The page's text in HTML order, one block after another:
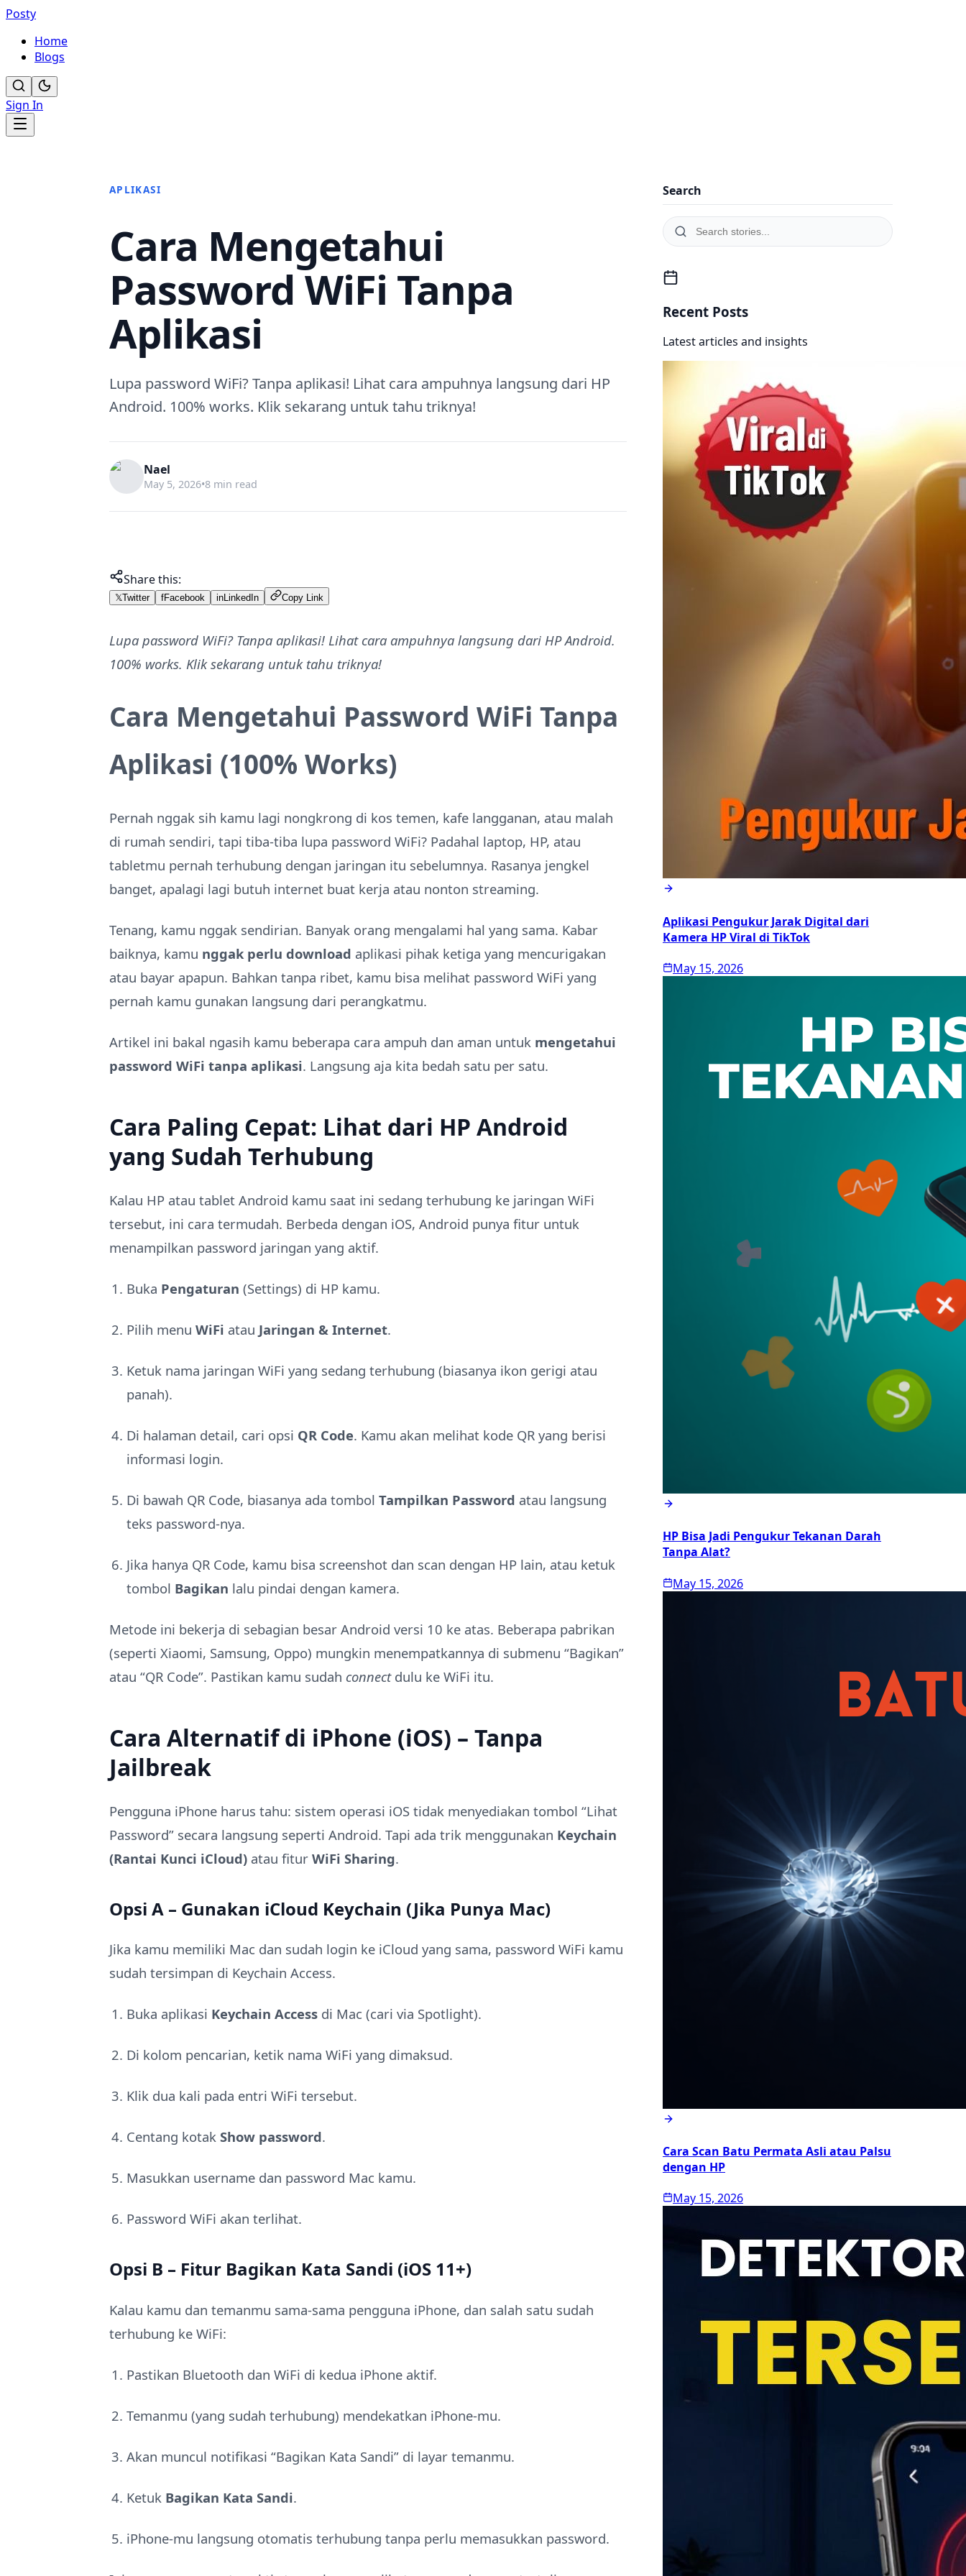
Posty
Home
Blogs
Sign In
APLIKASI
Cara Mengetahui
Password WiFi Tanpa
Aplikasi
Lupa password WiFi? Tanpa aplikasi! Lihat cara ampuhnya langsung dari HP
Android. 100% works. Klik sekarang untuk tahu triknya!
Nael
May 5, 2026•8 min read
Share this:
𝕏Twitter fFacebook inLinkedIn Copy Link
Lupa password WiFi? Tanpa aplikasi! Lihat cara ampuhnya langsung dari HP Android.
100% works. Klik sekarang untuk tahu triknya!
Cara Mengetahui Password WiFi Tanpa
Aplikasi (100% Works)
Pernah nggak sih kamu lagi nongkrong di kos temen, kafe langganan, atau malah
di rumah sendiri, tapi tiba-tiba lupa password WiFi? Padahal laptop, HP, atau
tabletmu pernah terhubung dengan jaringan itu sebelumnya. Rasanya jengkel
banget, apalagi lagi butuh internet buat kerja atau nonton streaming.
Tenang, kamu nggak sendirian. Banyak orang mengalami hal yang sama. Kabar
baiknya, kamu nggak perlu download aplikasi pihak ketiga yang mencurigakan
atau bayar apapun. Bahkan tanpa ribet, kamu bisa melihat password WiFi yang
pernah kamu gunakan langsung dari perangkatmu.
Artikel ini bakal ngasih kamu beberapa cara ampuh dan aman untuk mengetahui
password WiFi tanpa aplikasi. Langsung aja kita bedah satu per satu.
Cara Paling Cepat: Lihat dari HP Android
yang Sudah Terhubung
Kalau HP atau tablet Android kamu saat ini sedang terhubung ke jaringan WiFi
tersebut, ini cara termudah. Berbeda dengan iOS, Android punya fitur untuk
menampilkan password jaringan yang aktif.
Buka Pengaturan (Settings) di HP kamu.
Pilih menu WiFi atau Jaringan & Internet.
Ketuk nama jaringan WiFi yang sedang terhubung (biasanya ikon gerigi atau
panah).
Di halaman detail, cari opsi QR Code. Kamu akan melihat kode QR yang berisi
informasi login.
Di bawah QR Code, biasanya ada tombol Tampilkan Password atau langsung
teks password-nya.
Jika hanya QR Code, kamu bisa screenshot dan scan dengan HP lain, atau ketuk
tombol Bagikan lalu pindai dengan kamera.
Metode ini bekerja di sebagian besar Android versi 10 ke atas. Beberapa pabrikan
(seperti Xiaomi, Samsung, Oppo) mungkin menempatkannya di submenu “Bagikan”
atau “QR Code”. Pastikan kamu sudah connectdulu ke WiFi itu.
Cara Alternatif di iPhone (iOS) – Tanpa
Jailbreak
Pengguna iPhone harus tahu: sistem operasi iOS tidak menyediakan tombol “Lihat
Password” secara langsung seperti Android. Tapi ada trik menggunakan Keychain
(Rantai Kunci iCloud) atau fitur WiFi Sharing.
Opsi A – Gunakan iCloud Keychain (Jika Punya Mac)
Jika kamu memiliki Mac dan sudah login ke iCloud yang sama, password WiFi kamu
sudah tersimpan di Keychain Access.
Buka aplikasi Keychain Access di Mac (cari via Spotlight).
Di kolom pencarian, ketik nama WiFi yang dimaksud.
Klik dua kali pada entri WiFi tersebut.
Centang kotak Show password.
Masukkan username dan password Mac kamu.
Password WiFi akan terlihat.
Opsi B – Fitur Bagikan Kata Sandi (iOS 11+)
Kalau kamu dan temanmu sama-sama pengguna iPhone, dan salah satu sudah
terhubung ke WiFi:
Pastikan Bluetooth dan WiFi di kedua iPhone aktif.
Temanmu (yang sudah terhubung) mendekatkan iPhone-mu.
Akan muncul notifikasi “Bagikan Kata Sandi” di layar temanmu.
Ketuk Bagikan Kata Sandi.
iPhone-mu langsung otomatis terhubung tanpa perlu memasukkan password.
Search
Recent Posts
Latest articles and insights
Aplikasi Pengukur Jarak Digital dari
Kamera HP Viral di TikTok
May 15, 2026
HP Bisa Jadi Pengukur Tekanan Darah
Tanpa Alat?
May 15, 2026
Cara Scan Batu Permata Asli atau Palsu
dengan HP
May 15, 2026